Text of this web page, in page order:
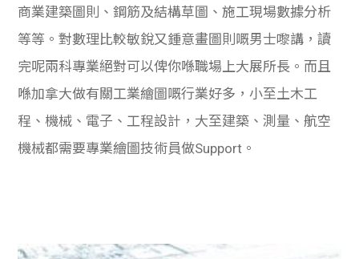
商業建築圖則、鋼筋及結構草圖、施工現場數據分析
等等。對數理比較敏銳又鍾意畫圖則嘅男士嚟講，讀
完呢兩科專業絕對可以俾你喺職場上大展所長。而且
喺加拿大做有關工業繪圖嘅行業好多，小至土木工
程、機械、電子、工程設計，大至建築、測量、航空
機械都需要專業繪圖技術員做Support。